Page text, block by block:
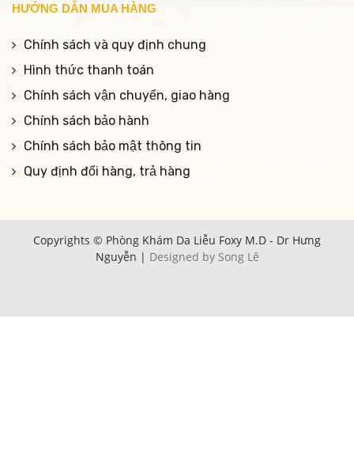
HƯỚNG DẪN MUA HÀNG
Chính sách và quy định chung
Hình thức thanh toán
Chính sách vận chuyển, giao hàng
Chính sách bảo hành
Chính sách bảo mật thông tin
Quy định đổi hàng, trả hàng
Copyrights © Phòng Khám Da Liễu Foxy M.D - Dr Hưng
Nguyễn | Designed by Song Lê